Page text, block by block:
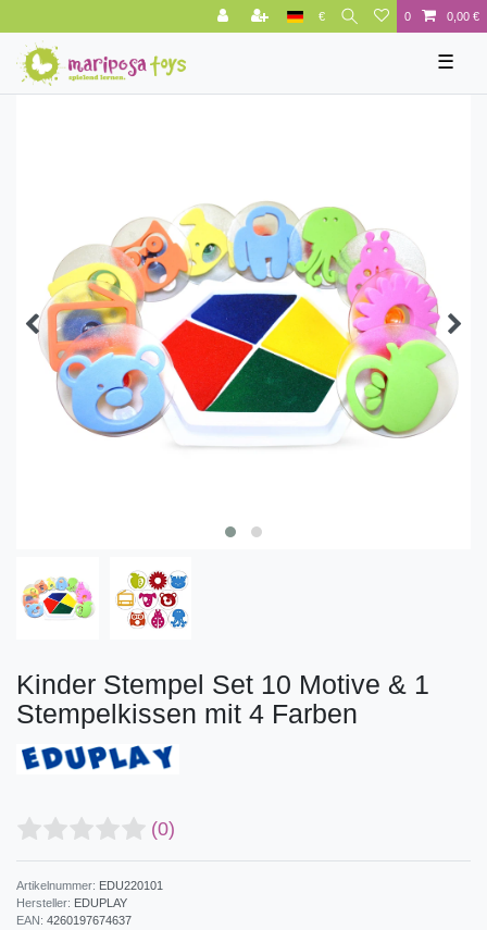
€ 0 0,00 €
☰
Kinder Stempel Set 10 Motive & 1
Stempelkissen mit 4 Farben
(0)
Artikelnummer: EDU220101
Hersteller: EDUPLAY
EAN: 4260197674637